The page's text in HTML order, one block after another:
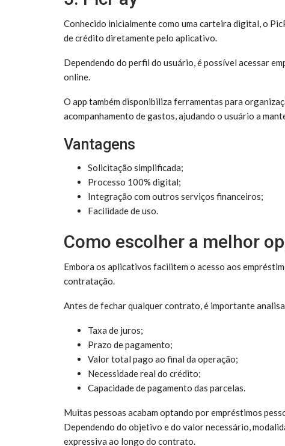
Conhecido inicialmente como uma carteira digital, o
de crédito diretamente pelo aplicativo.
Dependendo do perfil do usuário, é possível acessar
online.
O app também disponibiliza ferramentas para
acompanhamento de gastos, ajudando o usuário a
Vantagens
Solicitação simplificada;
Processo 100% digital;
Integração com outros serviços financeiros;
Facilidade de uso.
Como escolher a melhor
Embora os aplicativos facilitem o acesso aos
contratação.
Antes de fechar qualquer contrato, é importante
Taxa de juros;
Prazo de pagamento;
Valor total pago ao final da operação;
Necessidade real do crédito;
Capacidade de pagamento das parcelas.
Muitas pessoas acabam optando por empréstimos
Dependendo do objetivo e do valor necessário,
expressiva ao longo do contrato.